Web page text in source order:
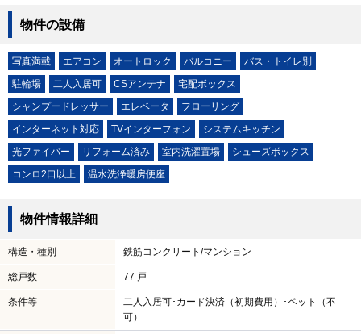
物件の設備
写真満載 エアコン オートロック バルコニー
バス・トイレ別
駐輪場
二人入居可 CSアンテナ
宅配ボックス
シャンプードレッサー
エレベータ
フローリング
インターネット対応
TVインターフォン
システムキッチン
光ファイバー
リフォーム済み 室内洗濯置場
シューズボックス
コンロ2口以上
温水洗浄暖房便座
物件情報詳細
構造・種別 鉄筋コンクリート/マンション
総戸数 77 戸
条件等
二人入居可･カード決済（初期費用）･ペット（不
可）